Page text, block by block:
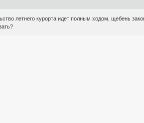
летнего курорта идет полным ходом, щебень